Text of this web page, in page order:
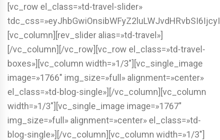
[vc_row el_class=»td-travel-slider»
[vc_column][rev_slider alias=»td-travel»]
[/vc_column][/vc_row][vc_row el_class=»td-travel-
boxes»][vc_column width=»1/3″][vc_single_image
image=»1766″ img_size=»full» alignment=»center»
el_class=»td-blog-single»][/vc_column][vc_column
width=»1/3″][vc_single_image image=»1767″
img_size=»full» alignment=»center» el_class=»td-
blog-single»][/vc_column][vc_column width=»1/3″]